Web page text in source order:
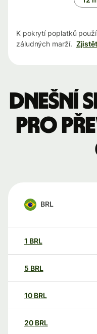
K pokrytí poplatků
záludných marží.
Dnešní
pro
BRL
1 BRL
5 BRL
10 BRL
20 BRL